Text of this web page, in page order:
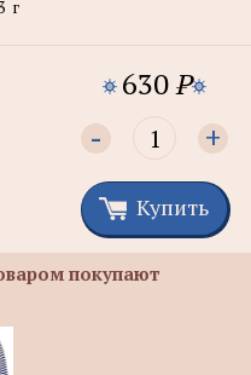
г
630P
- +
Купить
покупают